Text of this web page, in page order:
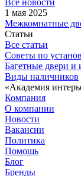
1 мая 2025
Межкомнатные
Статьи
Все статьи
Советы по
Багетные двери и
Виды наличников
«Академия
Компания
О компании
Новости
Вакансии
Политика
Помощь
Блог
Бренды